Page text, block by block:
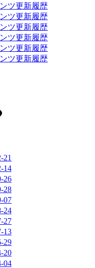
ツ更新履歴
ツ更新履歴
ツ更新履歴
ツ更新履歴
ツ更新履歴
ツ更新履歴
14
26
28
07
24
27
13
29
20
04